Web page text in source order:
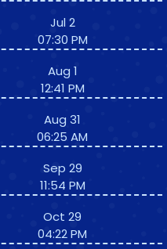
Jul 2
07:30 PM
Aug 1
12:41 PM
Aug 31
06:25 AM
Sep 29
11:54 PM
Oct 29
04:22 PM